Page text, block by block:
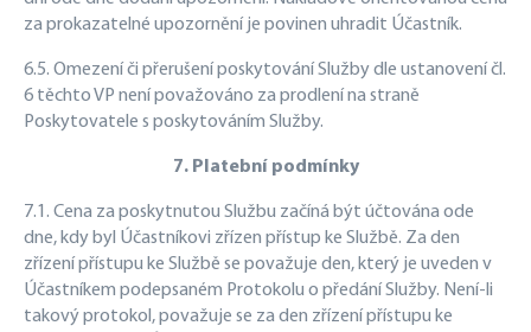
za prokazatelné upozornění je povinen uhradit Účastník.
6.5. Omezení či přerušení poskytování Služby dle ustanovení čl.
6 těchto VP není považováno za prodlení na straně
Poskytovatele s poskytováním Služby.
7. Platební podmínky
7.1. Cena za poskytnutou Službu začíná být účtována ode
dne, kdy byl Účastníkovi zřízen přístup ke Službě. Za den
zřízení přístupu ke Službě se považuje den, který je uveden v
Účastníkem podepsaném Protokolu o předání Služby. Není-li
takový protokol, považuje se za den zřízení přístupu ke